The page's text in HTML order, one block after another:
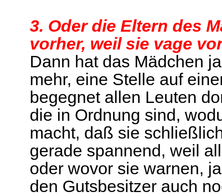
3. Oder die Eltern des
vorher, weil sie vage
Dann hat das Mädchen
mehr, eine Stelle auf
begegnet allen Leuten
die in Ordnung sind,
macht, daß sie
gerade spannend, weil
oder wovor sie warnen,
den Gutsbesitzer auch